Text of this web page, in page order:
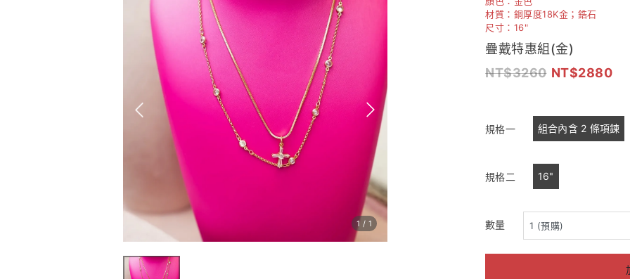
1 / 1
材質：銅厚度18K金；鋯石
尺寸：16"
疊戴特惠組(金)
3260
2880
規格一 組合內含 2 條項鍊
規格二 16"
數量